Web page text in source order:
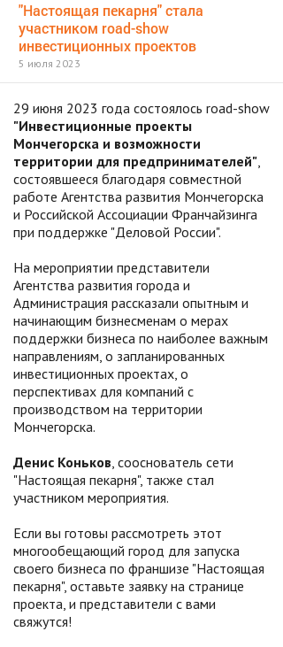
"Настоящая пекарня" стала
участником road-show
инвестиционных проектов
5 июля 2023
29 июня 2023 года состоялось road-show
"Инвестиционные проекты
Мончегорска и возможности
территории для предпринимателей",
состоявшееся благодаря совместной
работе Агентства развития Мончегорска
и Российской Ассоциации Франчайзинга
при поддержке "Деловой России".
На мероприятии представители
Агентства развития города и
Администрация рассказали опытным и
начинающим бизнесменам о мерах
поддержки бизнеса по наиболее важным
направлениям, о запланированных
инвестиционных проектах, о
перспективах для компаний с
производством на территории
Мончегорска.
Денис Коньков, сооснователь сети
"Настоящая пекарня", также стал
участником мероприятия.
Если вы готовы рассмотреть этот
многообещающий город для запуска
своего бизнеса по франшизе "Настоящая
пекарня", оставьте заявку на странице
проекта, и представители с вами
свяжутся!